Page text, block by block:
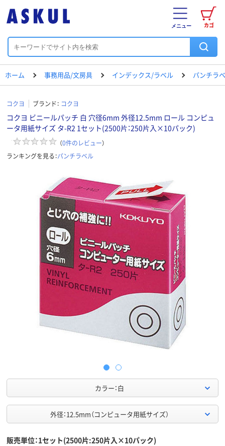
カゴ
メニュー
ホーム 事務用品/文房具 インデックス/ラベル パンチラ
コクヨ ブランド： コクヨ
コクヨ ビニールパッチ 白 穴径6mm 外径12.5mm ロール コンピュ
ータ用紙サイズ タ-R2 1セット(2500片：250片入×10パック)
（0件のレビュー）
ランキングを見る：パンチラベル
カラー：白
外径：12.5mm（コンピュータ用紙サイズ）
販売単位：1セット(2500片:250片入×10パック)